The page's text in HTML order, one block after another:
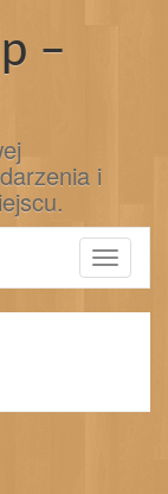
–
i
Toggle